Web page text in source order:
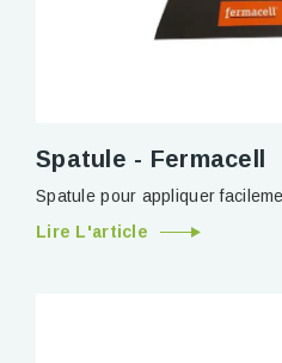
Spatule - Fermacell
Spatule pour appliquer
Lire L'article